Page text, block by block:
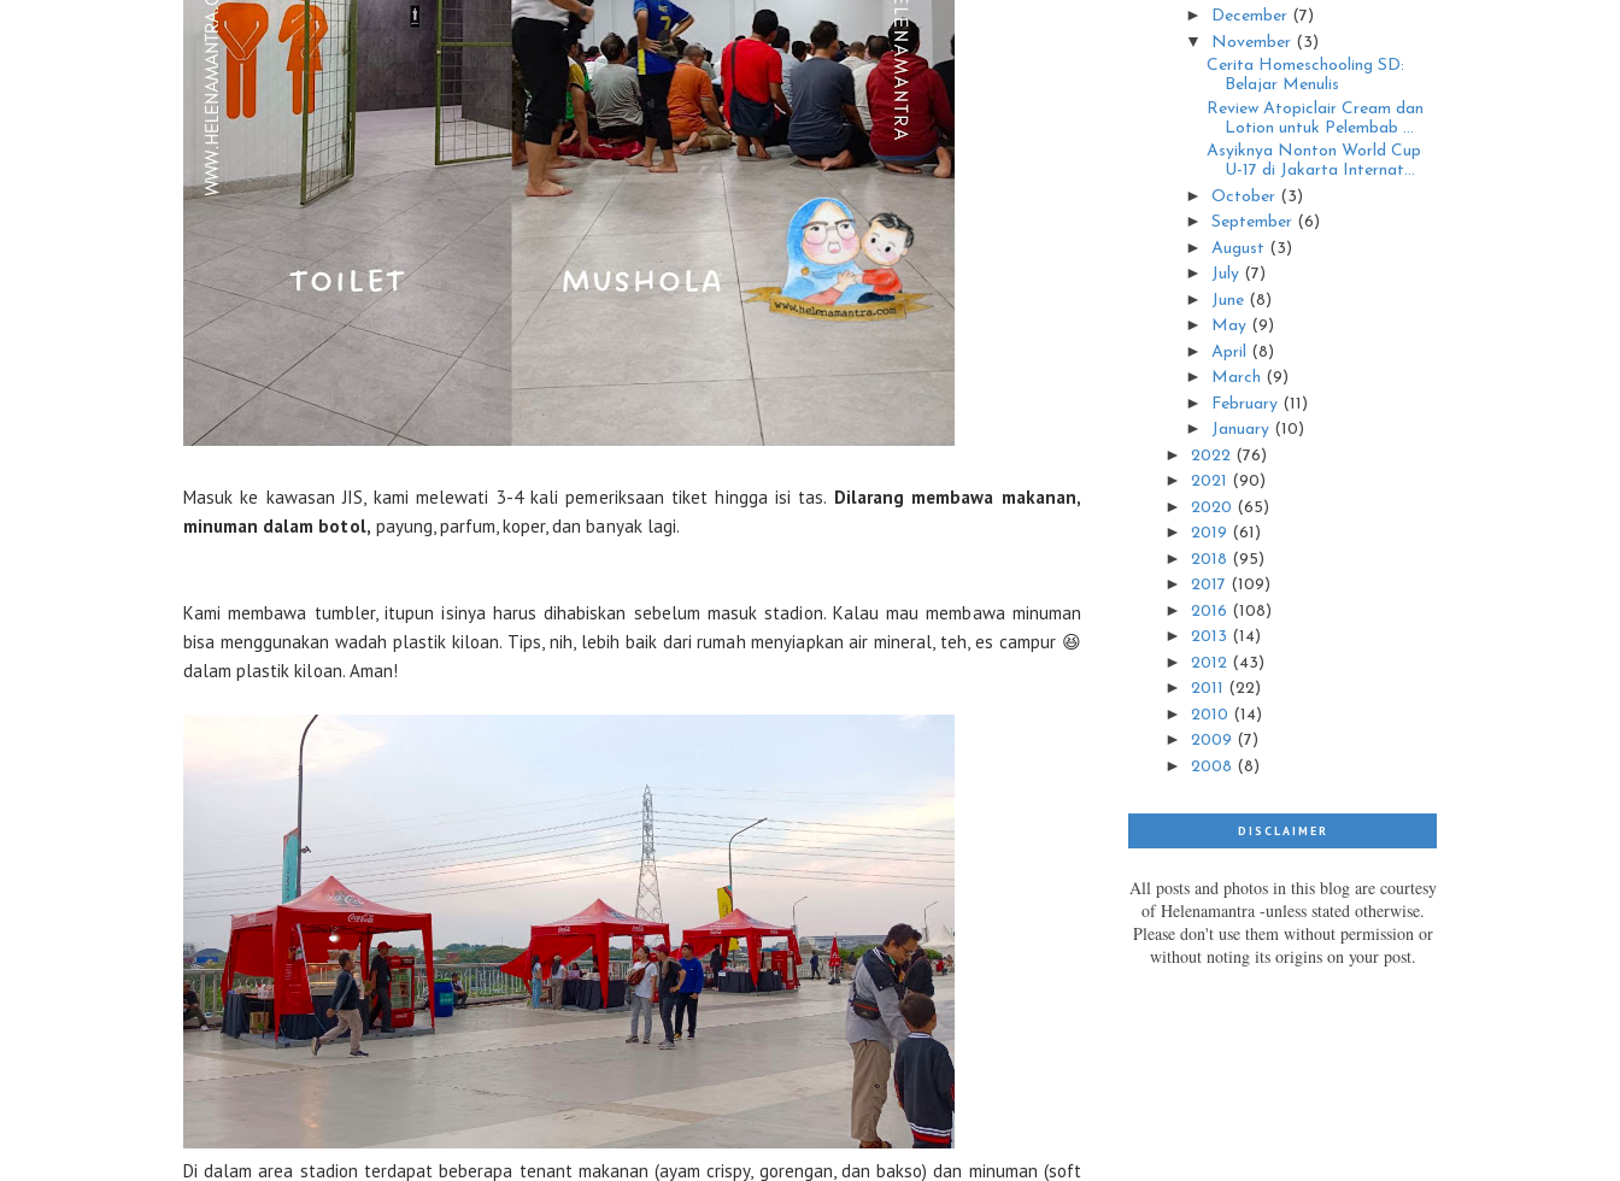
Masuk ke kawasan JIS, kami melewati 3-4 kali pemeriksaan tiket hingga isi tas. Dilarang membawa makanan,
minuman dalam botol, payung, parfum, koper, dan banyak lagi.
Kami membawa tumbler, itupun isinya harus dihabiskan sebelum masuk stadion. Kalau mau membawa minuman
bisa menggunakan wadah plastik kiloan. Tips, nih, lebih baik dari rumah menyiapkan air mineral, teh, es campur 😆
dalam plastik kiloan. Aman!
Di dalam area stadion terdapat beberapa tenant makanan (ayam crispy, gorengan, dan bakso) dan minuman (soft
► December (7)
▼ November (3)
Cerita Homeschooling SD:
Belajar Menulis
Review Atopiclair Cream dan
Lotion untuk Pelembab ...
Asyiknya Nonton World Cup
U-17 di Jakarta Internat...
► October (3)
► September (6)
► August (3)
► July (7)
► June (8)
► May (9)
► April (8)
► March (9)
► February (11)
► January (10)
► 2022 (76)
► 2021 (90)
► 2020 (65)
► 2019 (61)
► 2018 (95)
► 2017 (109)
► 2016 (108)
► 2013 (14)
► 2012 (43)
► 2011 (22)
► 2010 (14)
► 2009 (7)
► 2008 (8)
DISCLAIMER
All posts and photos in this blog are courtesy
of Helenamantra -unless stated otherwise.
Please don't use them without permission or
without noting its origins on your post.